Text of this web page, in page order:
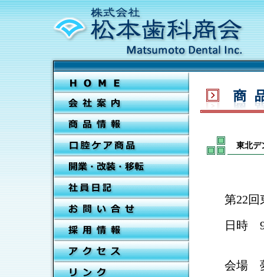
東北デ
第22回
日時 9
会場